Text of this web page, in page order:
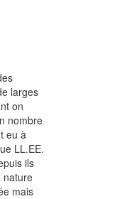
larges
on
nombre
eu à
LL.EE.
ils
nature
mais